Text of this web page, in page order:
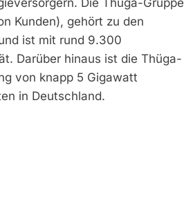
Die Thüga-Gruppe
Kunden), gehört zu den
ist mit rund 9.300
Darüber hinaus ist die Thüga-
von knapp 5 Gigawatt
in Deutschland.